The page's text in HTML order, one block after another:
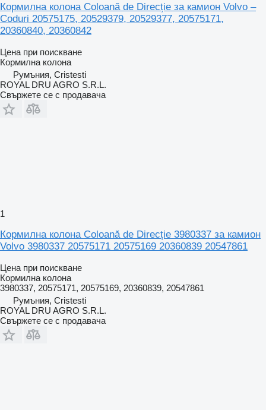
Кормилна колона Coloană de Direcție за камион Volvo –
Coduri 20575175, 20529379, 20529377, 20575171,
20360840, 20360842
Цена при поискване
Кормилна колона
Румъния, Cristesti
ROYAL DRU AGRO S.R.L.
Свържете се с продавача
1
Кормилна колона Coloană de Direcție 3980337 за камион
Volvo 3980337 20575171 20575169 20360839 20547861
Цена при поискване
Кормилна колона
3980337, 20575171, 20575169, 20360839, 20547861
Румъния, Cristesti
ROYAL DRU AGRO S.R.L.
Свържете се с продавача